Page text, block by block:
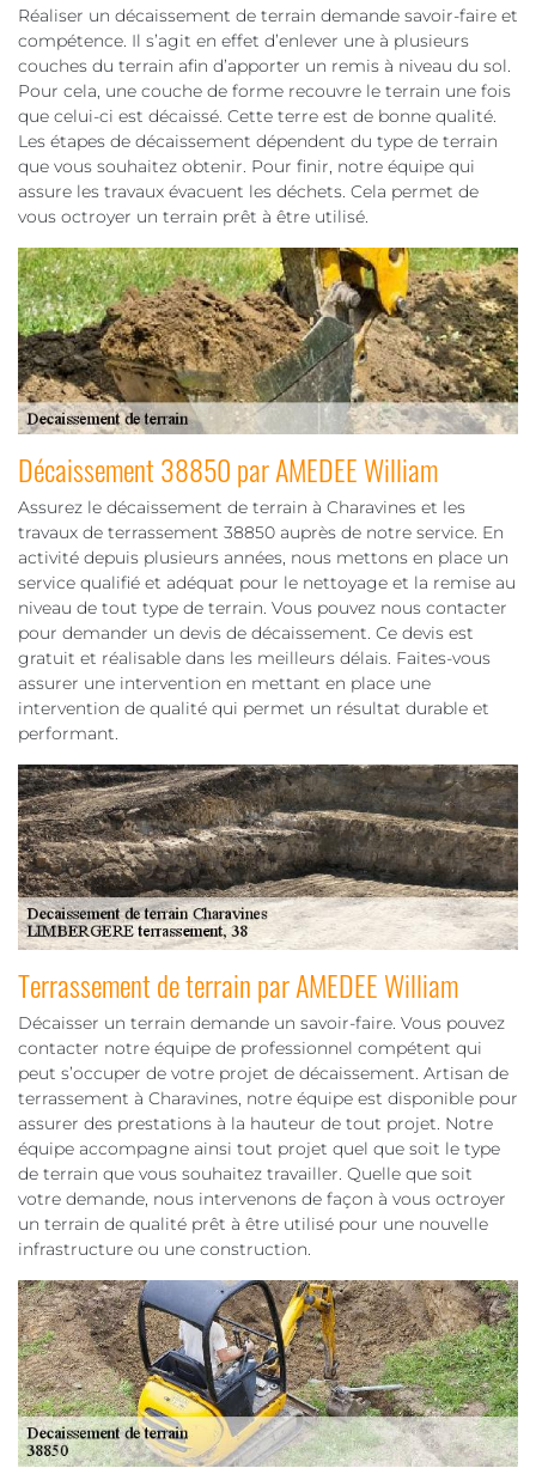
Réaliser un décaissement de terrain demande savoir-faire et
compétence. Il s’agit en effet d’enlever une à plusieurs
couches du terrain afin d’apporter un remis à niveau du sol.
Pour cela, une couche de forme recouvre le terrain une fois
que celui-ci est décaissé. Cette terre est de bonne qualité.
Les étapes de décaissement dépendent du type de terrain
que vous souhaitez obtenir. Pour finir, notre équipe qui
assure les travaux évacuent les déchets. Cela permet de
vous octroyer un terrain prêt à être utilisé.
Décaissement 38850 par AMEDEE William
Assurez le décaissement de terrain à Charavines et les
travaux de terrassement 38850 auprès de notre service. En
activité depuis plusieurs années, nous mettons en place un
service qualifié et adéquat pour le nettoyage et la remise au
niveau de tout type de terrain. Vous pouvez nous contacter
pour demander un devis de décaissement. Ce devis est
gratuit et réalisable dans les meilleurs délais. Faites-vous
assurer une intervention en mettant en place une
intervention de qualité qui permet un résultat durable et
performant.
Terrassement de terrain par AMEDEE William
Décaisser un terrain demande un savoir-faire. Vous pouvez
contacter notre équipe de professionnel compétent qui
peut s’occuper de votre projet de décaissement. Artisan de
terrassement à Charavines, notre équipe est disponible pour
assurer des prestations à la hauteur de tout projet. Notre
équipe accompagne ainsi tout projet quel que soit le type
de terrain que vous souhaitez travailler. Quelle que soit
votre demande, nous intervenons de façon à vous octroyer
un terrain de qualité prêt à être utilisé pour une nouvelle
infrastructure ou une construction.